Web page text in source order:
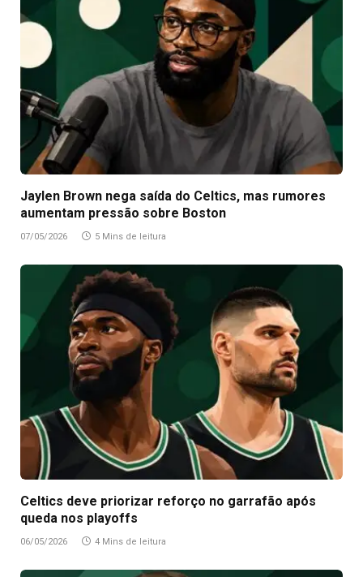
Jaylen Brown nega saída do Celtics, mas rumores
aumentam pressão sobre Boston
07/05/2026 5 Mins de leitura
Celtics deve priorizar reforço no garrafão após
queda nos playoffs
06/05/2026 4 Mins de leitura